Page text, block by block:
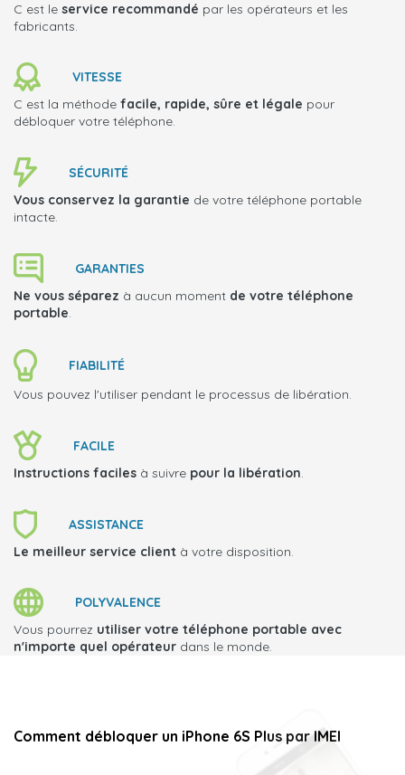
C est le service recommandé par les opérateurs et les
fabricants.
VITESSE
C est la méthode facile, rapide, sûre et légale pour
débloquer votre téléphone.
SÉCURITÉ
Vous conservez la garantie de votre téléphone portable
intacte.
GARANTIES
Ne vous séparez à aucun moment de votre téléphone
portable.
FIABILITÉ
Vous pouvez l'utiliser pendant le processus de libération.
FACILE
Instructions faciles à suivre pour la libération.
ASSISTANCE
Le meilleur service client à votre disposition.
POLYVALENCE
Vous pourrez utiliser votre téléphone portable avec
n'importe quel opérateur dans le monde.
Comment débloquer un iPhone 6S Plus par IMEI